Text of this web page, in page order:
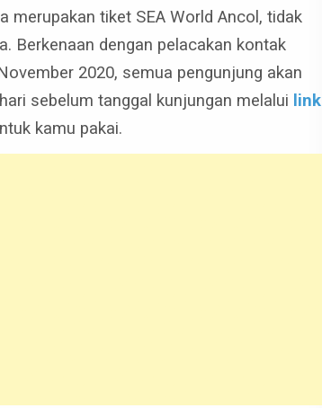
merupakan tiket SEA World Ancol, tidak
Berkenaan dengan pelacakan kontak
2020, semua pengunjung akan
sebelum tanggal kunjungan melalui link
kamu pakai.